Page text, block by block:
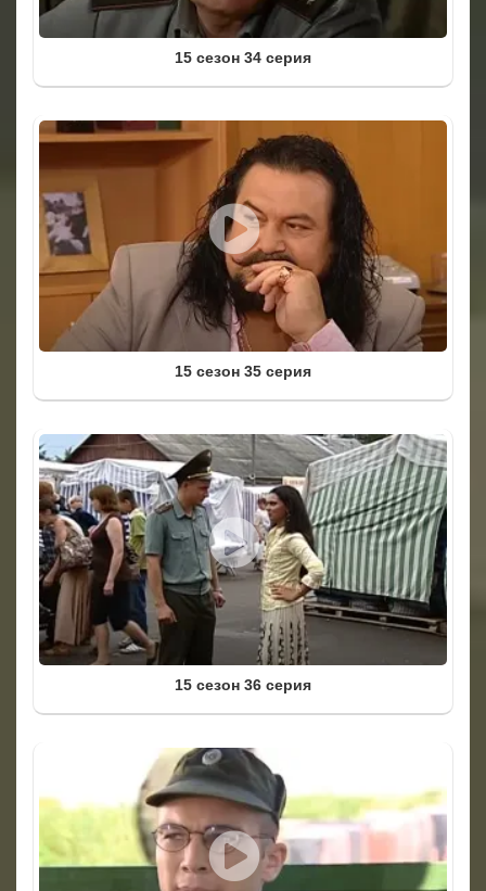
15 сезон 34 серия
15 сезон 35 серия
15 сезон 36 серия